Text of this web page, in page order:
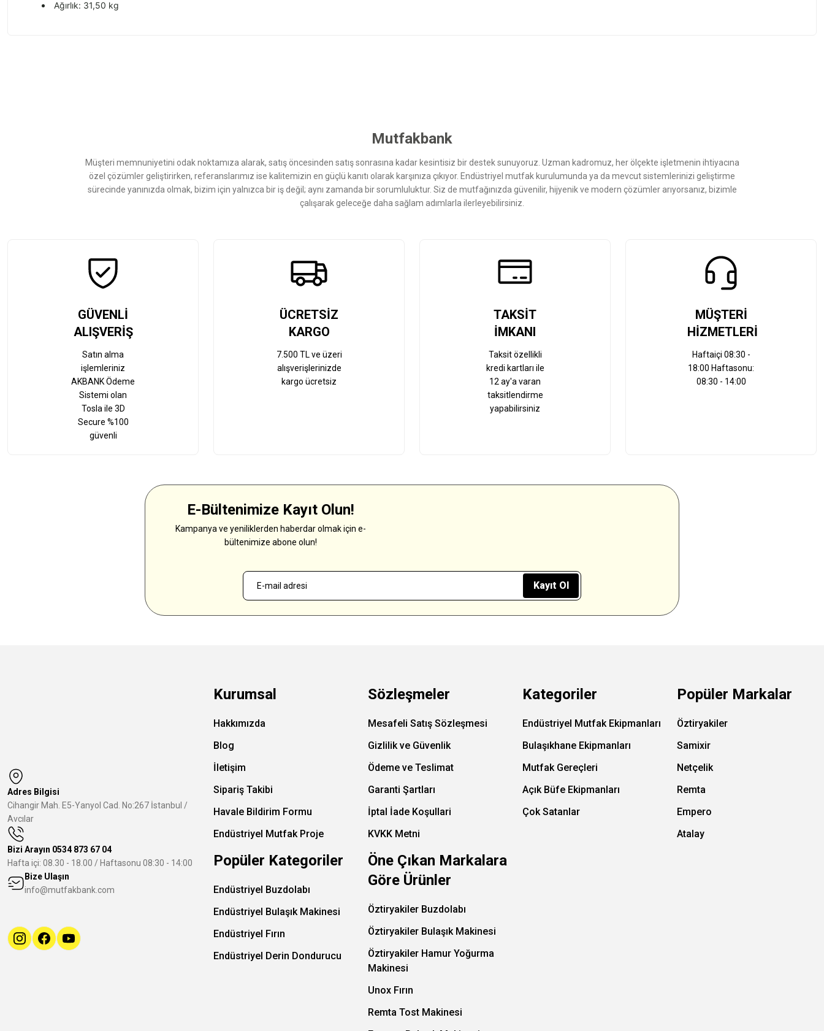
Ağırlık: 31,50 kg
Bu ürüne benzer farklı alternatifler olmalı.
Mutfakbank
Müşteri memnuniyetini odak noktamıza alarak, satış öncesinden satış sonrasına kadar kesintisiz bir destek sunuyoruz. Uzman kadromuz, her ölçekte işletmenin ihtiyacına
özel çözümler geliştirirken, referanslarımız ise kalitemizin en güçlü kanıtı olarak karşınıza çıkıyor. Endüstriyel mutfak kurulumunda ya da mevcut sistemlerinizi geliştirme
sürecinde yanınızda olmak, bizim için yalnızca bir iş değil; aynı zamanda bir sorumluluktur. Siz de mutfağınızda güvenilir, hijyenik ve modern çözümler arıyorsanız, bizimle
çalışarak geleceğe daha sağlam adımlarla ilerleyebilirsiniz.
GÜVENLİ
ALIŞVERİŞ
Satın alma
işlemleriniz
AKBANK Ödeme
Sistemi olan
Tosla ile 3D
Secure %100
güvenli
ÜCRETSİZ
KARGO
7.500 TL ve üzeri
alışverişlerinizde
kargo ücretsiz
TAKSİT
İMKANI
Taksit özellikli
kredi kartları ile
12 ay'a varan
taksitlendirme
yapabilirsiniz
MÜŞTERİ
HİZMETLERİ
Haftaiçi 08:30 -
18:00 Haftasonu:
08:30 - 14:00
E-Bültenimize Kayıt Olun!
Kampanya ve yeniliklerden haberdar olmak için e-
bültenimize abone olun!
Kayıt Ol
Adres Bilgisi
Cihangir Mah. E5-Yanyol Cad. No:267 İstanbul /
Avcılar
Bizi Arayın 0534 873 67 04
Hafta içi: 08.30 - 18.00 / Haftasonu 08:30 - 14:00
Bize Ulaşın
info@mutfakbank.com
Kurumsal
Hakkımızda
Blog
İletişim
Sipariş Takibi
Havale Bildirim Formu
Endüstriyel Mutfak Proje
Sözleşmeler
Mesafeli Satış Sözleşmesi
Gizlilik ve Güvenlik
Ödeme ve Teslimat
Garanti Şartları
İptal İade Koşullari
KVKK Metni
Kategoriler
Endüstriyel Mutfak Ekipmanları
Bulaşıkhane Ekipmanları
Mutfak Gereçleri
Açık Büfe Ekipmanları
Çok Satanlar
Popüler Markalar
Öztiryakiler
Samixir
Netçelik
Remta
Empero
Atalay
Popüler Kategoriler
Endüstriyel Buzdolabı
Endüstriyel Bulaşık Makinesi
Endüstriyel Fırın
Endüstriyel Derin Dondurucu
Öne Çıkan Markalara
Göre Ürünler
Öztiryakiler Buzdolabı
Öztiryakiler Bulaşık Makinesi
Öztiryakiler Hamur Yoğurma
Makinesi
Unox Fırın
Remta Tost Makinesi